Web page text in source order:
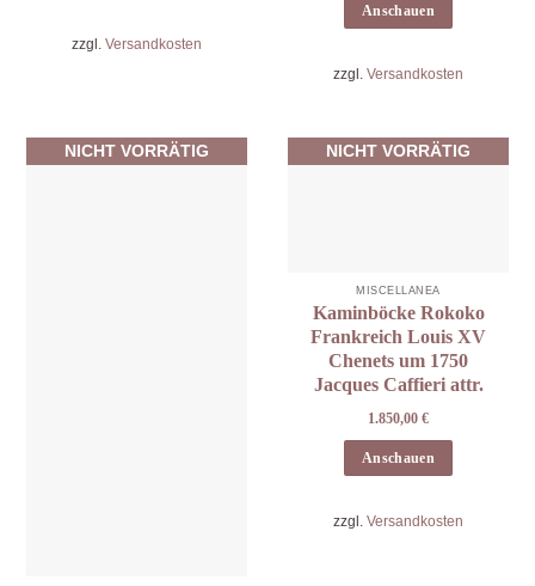
zzgl. Versandkosten
Anschauen
zzgl. Versandkosten
NICHT VORRÄTIG NICHT VORRÄTIG
MISCELLANEA
Kaminböcke Rokoko
Frankreich Louis XV
Chenets um 1750
Jacques Caffieri attr.
1.850,00 €
Anschauen
zzgl. Versandkosten